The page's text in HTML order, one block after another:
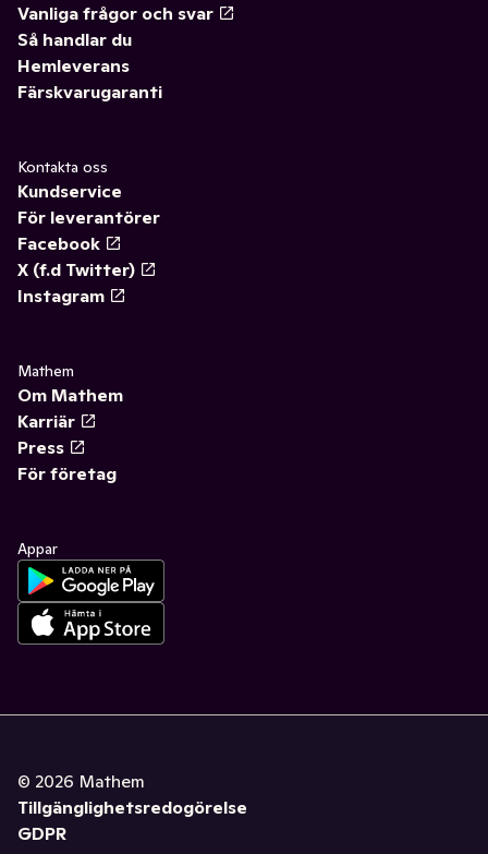
Vanliga frågor och svar
Så handlar du
Hemleverans
Färskvarugaranti
Kontakta oss
Kundservice
För leverantörer
Facebook
X (f.d Twitter)
Instagram
Mathem
Om Mathem
Karriär
Press
För företag
Appar
© 2026 Mathem
Tillgänglighetsredogörelse
GDPR